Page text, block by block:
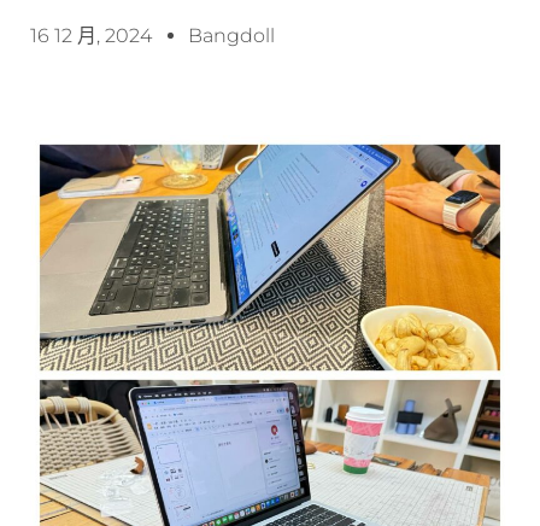
16 12 月, 2024 Bangdoll